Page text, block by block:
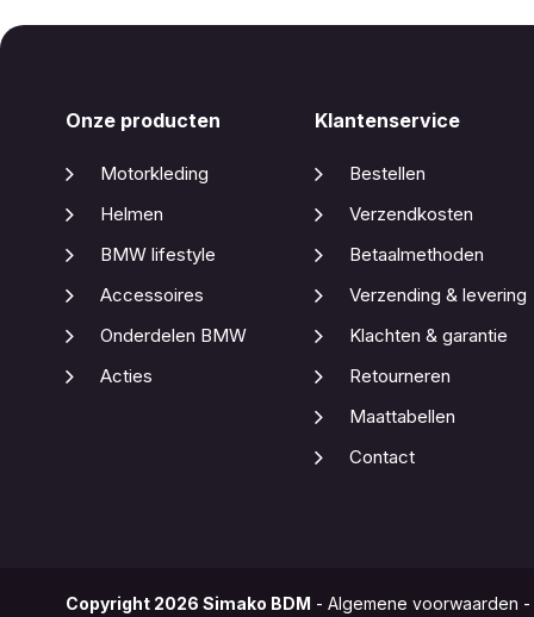
Onze producten
Motorkleding
Helmen
BMW lifestyle
Accessoires
Onderdelen BMW
Acties
Klantenservice
Bestellen
Verzendkosten
Betaalmethoden
Verzending & levering
Klachten & garantie
Retourneren
Maattabellen
Contact
Copyright 2026 Simako BDM - Algemene voorwaarden -